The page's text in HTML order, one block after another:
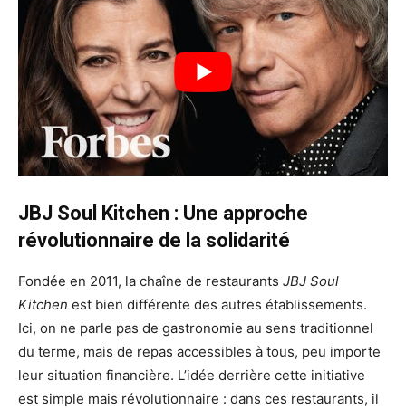
JBJ Soul Kitchen : Une approche
révolutionnaire de la solidarité
Fondée en 2011, la chaîne de restaurants JBJ Soul
Kitchen est bien différente des autres établissements.
Ici, on ne parle pas de gastronomie au sens traditionnel
du terme, mais de repas accessibles à tous, peu importe
leur situation financière. L’idée derrière cette initiative
est simple mais révolutionnaire : dans ces restaurants, il